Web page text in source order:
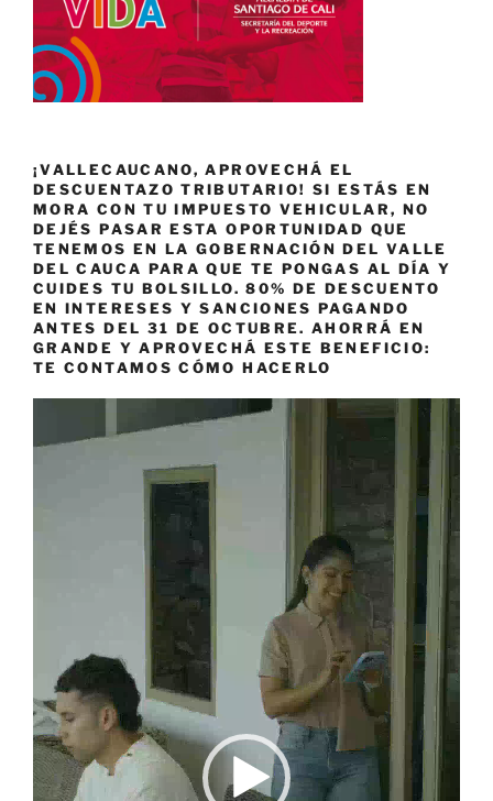
¡VALLECAUCANO, APROVECHÁ EL
DESCUENTAZO TRIBUTARIO! SI ESTÁS EN
MORA CON TU IMPUESTO VEHICULAR, NO
DEJÉS PASAR ESTA OPORTUNIDAD QUE
TENEMOS EN LA GOBERNACIÓN DEL VALLE
DEL CAUCA PARA QUE TE PONGAS AL DÍA Y
CUIDES TU BOLSILLO. 80% DE DESCUENTO
EN INTERESES Y SANCIONES PAGANDO
ANTES DEL 31 DE OCTUBRE. AHORRÁ EN
GRANDE Y APROVECHÁ ESTE BENEFICIO:
TE CONTAMOS CÓMO HACERLO